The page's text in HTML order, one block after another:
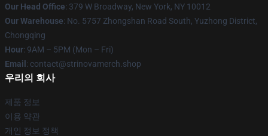
Our Head Office: 379 W Broadway, New York, NY 10012
Our Warehouse: No. 5757 Zhongshan Road South, Yuzhong District,
Chongqing
Hour: 9AM – 5PM (Mon – Fri)
Email : contact@strinovamerch.shop
우리의 회사
제품 정보
이용 약관
개인 정보 정책